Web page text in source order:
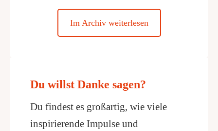
Im Archiv weiterlesen
Du willst Danke sagen?
Du findest es großartig, wie viele
inspirierende Impulse und